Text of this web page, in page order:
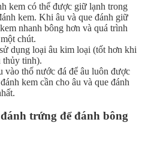
kem có thể được giữ lạnh trong
kem. Khi âu và que đánh giữ
nhanh bông hơn và quá trình
chút.
dụng loại âu kim loại (tốt hơn khi
thủy tinh).
vào thố nước đá để âu luôn được
kem cần cho âu và que đánh
trứng để đánh bông